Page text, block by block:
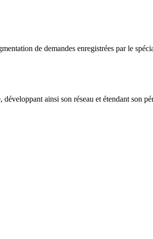
de demandes enregistrées par le
ainsi son réseau et étendant son